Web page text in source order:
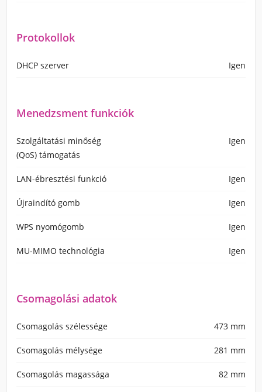
Protokollok
DHCP szerver Igen
Menedzsment funkciók
Szolgáltatási minőség
(QoS) támogatás
Igen
LAN-ébresztési funkció Igen
Újraindító gomb Igen
WPS nyomógomb Igen
MU-MIMO technológia Igen
Csomagolási adatok
Csomagolás szélessége 473 mm
Csomagolás mélysége 281 mm
Csomagolás magassága 82 mm